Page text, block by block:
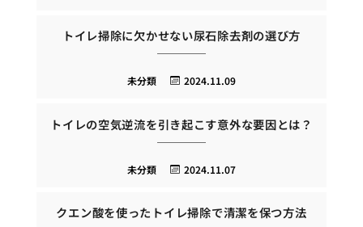
トイレ掃除に欠かせない尿石除去剤の選び方
2024.11.09
未分類
トイレの空気逆流を引き起こす意外な要因とは？
2024.11.07
未分類
クエン酸を使ったトイレ掃除で清潔を保つ方法